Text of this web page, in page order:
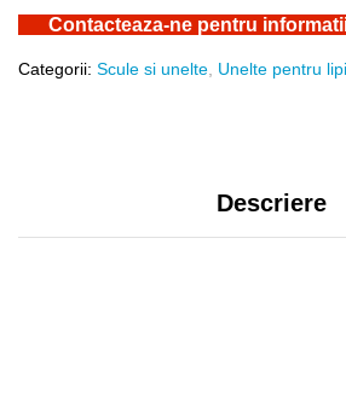
Contacteaza-ne pentru
Categorii: Scule si unelte, Unelte pentru
Descriere